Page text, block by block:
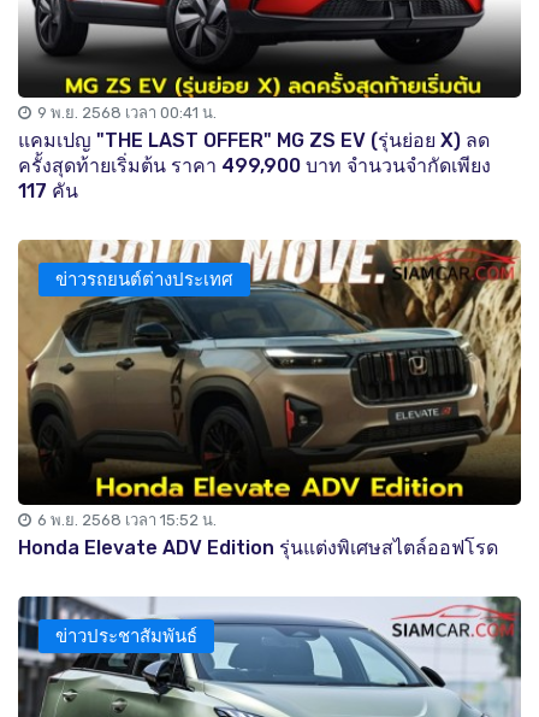
9 พ.ย. 2568 เวลา 00:41 น.
แคมเปญ "THE LAST OFFER" MG ZS EV (รุ่นย่อย X) ลด
ครั้งสุดท้ายเริ่มต้น ราคา 499,900 บาท จำนวนจำกัดเพียง
117 คัน
ข่าวรถยนต์ต่างประเทศ
6 พ.ย. 2568 เวลา 15:52 น.
Honda Elevate ADV Edition รุ่นแต่งพิเศษสไตล์ออฟโรด
ข่าวประชาสัมพันธ์